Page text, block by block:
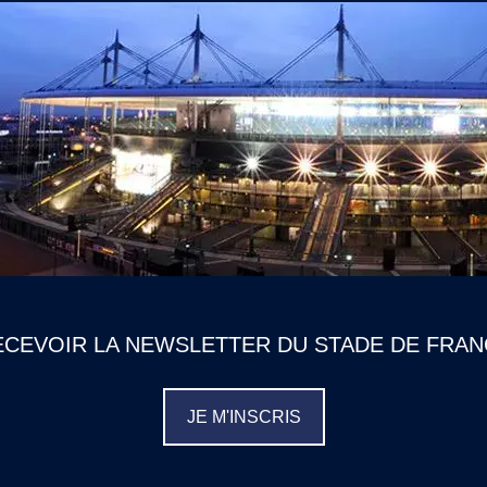
LA NEWSLETTER DU STADE DE
JE M'INSCRIS